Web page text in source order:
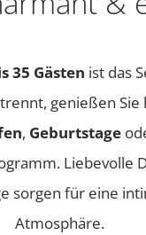
35 Gästen ist das
genießen Sie
, Geburtstage
Liebevolle
sorgen für eine
Atmosphäre.